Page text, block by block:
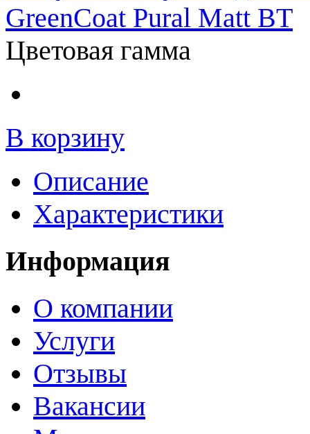
GreenCoat Pural Matt BT
Цветовая гамма
В корзину
Описание
Характеристики
Информация
О компании
Услуги
Отзывы
Вакансии